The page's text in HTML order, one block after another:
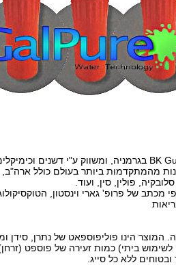
BK בגרמניה, ומשווק ע"י דשנים
מהמתקדמות ביותר בעולם כולל ארה"ב,
פולין, סין, ועוד.
מכתב של פרופ' גארי וינסטון,
המוצר הינו פוליפוספאט של נתרן, סידן
ביתי) כמות זעירה של פוספט
ללא כל סייג.